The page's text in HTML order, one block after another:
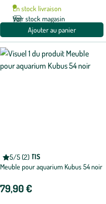
En stock livraison
Voir stock magasin
Ajouter au panier
5/5 (2)
Note
moyenne
sur
AQUATLANTIS
Meuble pour aquarium Kubus 54 noir
79,90 €